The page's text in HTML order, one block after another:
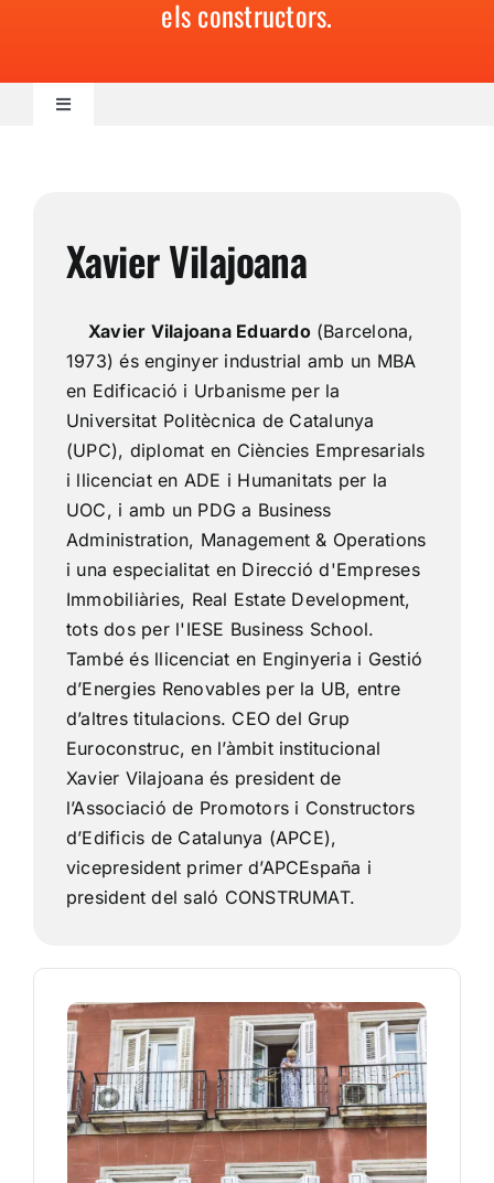
els constructors.
Toggle
Innovació
Tendències
Xavier Vilajoana
Xavier Vilajoana Eduardo(Barcelona,
1973) és enginyer industrial amb un MBA
en Edificació i Urbanisme per la
Universitat Politècnica de Catalunya
(UPC), diplomat en Ciències Empresarials
i llicenciat en ADE i Humanitats per la
UOC, i amb un PDG a Business
Administration, Management & Operations
i una especialitat en Direcció d'Empreses
Immobiliàries, Real Estate Development,
tots dos per l'IESE Business School.
També és llicenciat en Enginyeria i Gestió
d’Energies Renovables per la UB, entre
d’altres titulacions. CEO del Grup
Euroconstruc, en l’àmbit institucional
Xavier Vilajoana és president de
l’Associació de Promotors i Constructors
d’Edificis de Catalunya (APCE),
vicepresident primer d’APCEspaña i
president del saló CONSTRUMAT.